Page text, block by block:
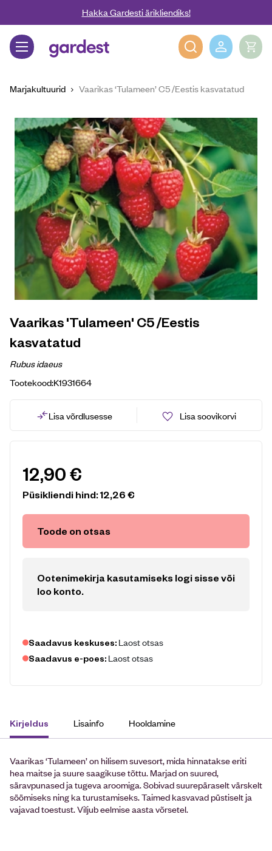
Liigu edasi põhisisu juurdeHakka Gardesti ärikliendiks!
Gardest
Marjakultuurid Vaarikas ‘Tulameen’ C5 /Eestis kasvatatud
Vaarikas 'Tulameen' C5 /Eestis
kasvatatud
Rubus idaeus
Tootekood:K1931664
Lisa võrdlusesse Lisa soovikorvi
12,90€
Püsikliendi hind:12,26€
Toode on otsas
Ootenimekirja kasutamiseks logi sisse või
loo konto.
Saadavus keskuses: Laost otsas
Saadavus e-poes: Laost otsas
Kirjeldus Lisainfo Hooldamine
Vaarikas ‘Tulameen’ on hilisem suvesort, mida hinnatakse eriti
hea maitse ja suure saagikuse tõttu. Marjad on suured,
säravpunased ja tugeva aroomiga. Sobivad suurepäraselt värskelt
söömiseks ning ka turustamiseks. Taimed kasvavad püstiselt ja
vajavad toestust. Viljub eelmise aasta võrsetel.